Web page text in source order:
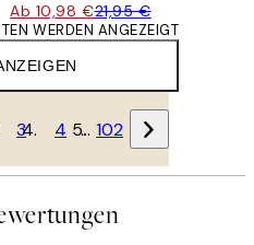
Ab 10,98 €21,95 €
WERDEN ANGEZEIGT
3 4 … 102